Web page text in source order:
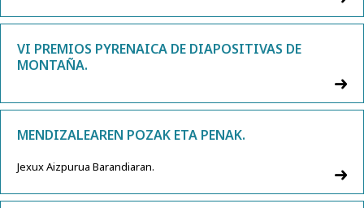
VI PREMIOS PYRENAICA DE DIAPOSITIVAS DE
MONTAÑA.
MENDIZALEAREN POZAK ETA PENAK.
Jexux Aizpurua Barandiaran.